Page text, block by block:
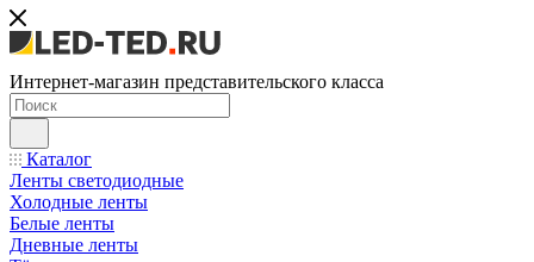
Интернет-магазин представительского класса
Каталог
Ленты светодиодные
Холодные ленты
Белые ленты
Дневные ленты